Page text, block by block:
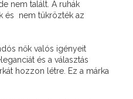
nem talált. A ruhák
és nem tükrözték az
nők valós igényeit
és a választás
hozzon létre. Ez a márka